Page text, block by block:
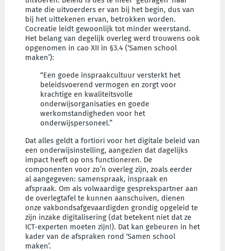
mate die uitvoerders er van bij het begin, dus van
bij het uittekenen ervan, betrokken worden.
Cocreatie leidt gewoonlijk tot minder weerstand.
Het belang van degelijk overleg werd trouwens ook
opgenomen in cao XII in §3.4 (‘Samen school
maken’):
“Een goede inspraakcultuur versterkt het
beleidsvoerend vermogen en zorgt voor
krachtige en kwaliteitsvolle
onderwijsorganisaties en goede
werkomstandigheden voor het
onderwijspersoneel.”
Dat alles geldt a fortiori voor het digitale beleid van
een onderwijsinstelling, aangezien dat dagelijks
impact heeft op ons functioneren. De
componenten voor zo’n overleg zijn, zoals eerder
al aangegeven: samenspraak, inspraak en
afspraak. Om als volwaardige gesprekspartner aan
de overlegtafel te kunnen aanschuiven, dienen
onze vakbondsafgevaardigden grondig opgeleid te
zijn inzake digitalisering (dat betekent niet dat ze
ICT-experten moeten zijn!). Dat kan gebeuren in het
kader van de afspraken rond ‘Samen school
maken’.